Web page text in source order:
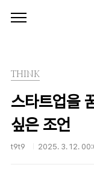
THINK
스타트업을
싶은 조언
t9t9 2025. 3. 12.